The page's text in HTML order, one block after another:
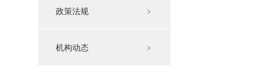
政策法规 ﹥
机构动态 ﹥